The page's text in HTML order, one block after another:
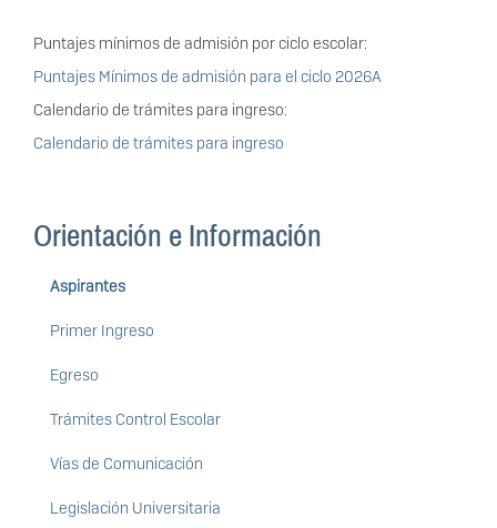
Puntajes mínimos de admisión por ciclo escolar:
Puntajes Mínimos de admisión para el ciclo 2026A
Calendario de trámites para ingreso:
Calendario de trámites para ingreso
Orientación e Información
Aspirantes
Primer Ingreso
Egreso
Trámites Control Escolar
Vías de Comunicación
Legislación Universitaria